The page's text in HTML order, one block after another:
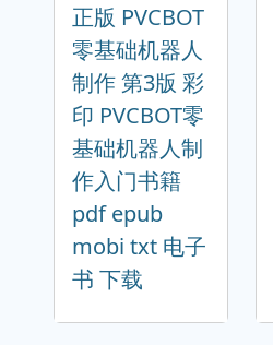
正版 PVCBOT
零基础机器人
制作 第3版 彩
印 PVCBOT零
基础机器人制
作入门书籍
pdf epub
mobi txt 电子
书 下载